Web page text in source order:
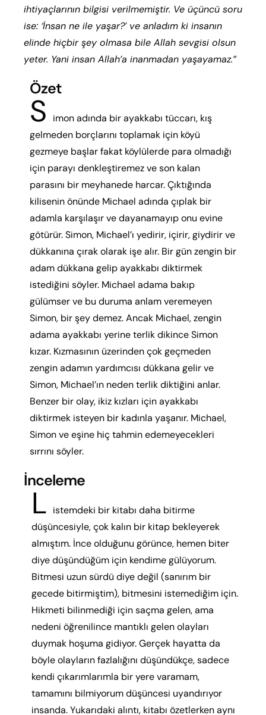
ihtiyaçlarının bilgisi verilmemiştir. Ve üçüncü soru
ise: ‘İnsan ne ile yaşar?’ ve anladım ki insanın
elinde hiçbir şey olmasa bile Allah sevgisi olsun
yeter. Yani insan Allah’a inanmadan yaşayamaz.”
Özet
S
imon adında bir ayakkabı tüccarı, kış
gelmeden borçlarını toplamak için köyü
gezmeye başlar fakat köylülerde para olmadığı
için parayı denkleştiremez ve son kalan
parasını bir meyhanede harcar. Çıktığında
kilisenin önünde Michael adında çıplak bir
adamla karşılaşır ve dayanamayıp onu evine
götürür. Simon, Michael’ı yedirir, içirir, giydirir ve
dükkanına çırak olarak işe alır. Bir gün zengin bir
adam dükkana gelip ayakkabı diktirmek
istediğini söyler. Michael adama bakıp
gülümser ve bu duruma anlam veremeyen
Simon, bir şey demez. Ancak Michael, zengin
adama ayakkabı yerine terlik dikince Simon
kızar. Kızmasının üzerinden çok geçmeden
zengin adamın yardımcısı dükkana gelir ve
Simon, Michael’ın neden terlik diktiğini anlar.
Benzer bir olay, ikiz kızları için ayakkabı
diktirmek isteyen bir kadınla yaşanır. Michael,
Simon ve eşine hiç tahmin edemeyecekleri
sırrını söyler.
İnceleme
L istemdeki bir kitabı daha bitirme
düşüncesiyle, çok kalın bir kitap bekleyerek
almıştım. İnce olduğunu görünce, hemen biter
diye düşündüğüm için kendime gülüyorum.
Bitmesi uzun sürdü diye değil (sanırım bir
gecede bitirmiştim), bitmesini istemediğim için.
Hikmeti bilinmediği için saçma gelen, ama
nedeni öğrenilince mantıklı gelen olayları
duymak hoşuma gidiyor. Gerçek hayatta da
böyle olayların fazlalığını düşündükçe, sadece
kendi çıkarımlarımla bir yere varamam,
tamamını bilmiyorum düşüncesi uyandırıyor
insanda. Yukarıdaki alıntı, kitabı özetlerken aynı